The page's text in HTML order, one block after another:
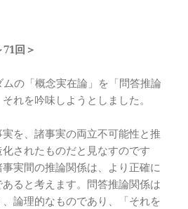
71回＞
の「概念実在論」を「問答推論
れを吟味しようとしました。
実を、諸事実の両立不可能性と推
されたものだと見なすのです
実間の推論関係は、より正確に
ると考えます。問答推論関係は
論理的なものであり、「それを